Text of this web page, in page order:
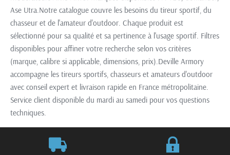
Ase Utra.Notre catalogue couvre les besoins du tireur sportif, du
chasseur et de l'amateur d'outdoor. Chaque produit est
sélectionné pour sa qualité et sa pertinence à l'usage sportif. Filtres
disponibles pour affiner votre recherche selon vos critères
(marque, calibre si applicable, dimensions, prix).Deville Armory
accompagne les tireurs sportifs, chasseurs et amateurs d'outdoor
avec conseil expert et livraison rapide en France métropolitaine.
Service client disponible du mardi au samedi pour vos questions
techniques.